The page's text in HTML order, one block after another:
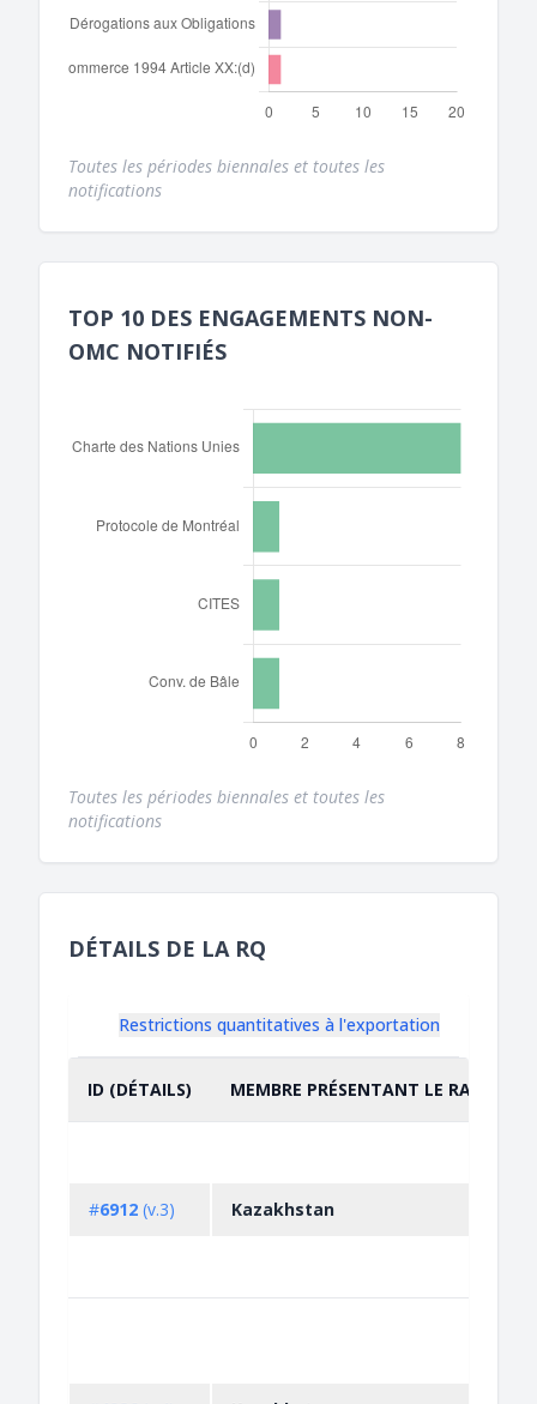
Toutes les périodes biennales et toutes les
notifications
TOP 10 DES ENGAGEMENTS NON-
OMC NOTIFIÉS
Toutes les périodes biennales et toutes les
notifications
DÉTAILS DE LA RQ
Restrictions quantitatives à l'exportation
ID (DÉTAILS) TRIER PAR
MEMBRE PRÉSENTANT LE RAPPORT
CROISSANT
#6912 (v.3) Kazakhstan